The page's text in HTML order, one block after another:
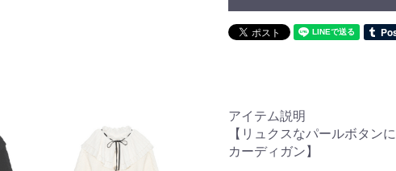
アイテム説明
【リュクスなパールボタン
カーディガン】